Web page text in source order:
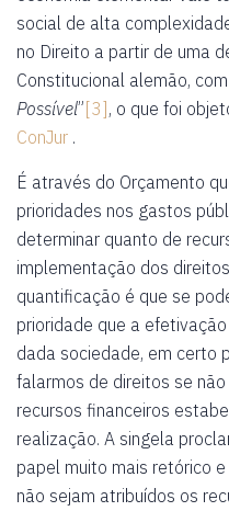
social de alta
no Direito a partir de uma
Constitucional alemão,
Possível” [3] , o que foi
ConJur .
É através do Orçamento
prioridades nos gastos
determinar quanto de
implementação dos
quantificação é que se
prioridade que a
dada sociedade, em certo
falarmos de direitos se
recursos financeiros
realização. A singela
papel muito mais retórico
não sejam atribuídos os